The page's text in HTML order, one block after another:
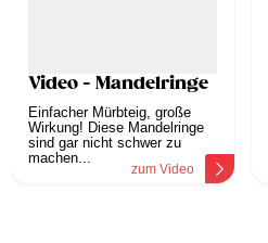
Video - Mandelringe
Einfacher Mürbteig, große
Wirkung! Diese Mandelringe
sind gar nicht schwer zu
machen...
zum Video